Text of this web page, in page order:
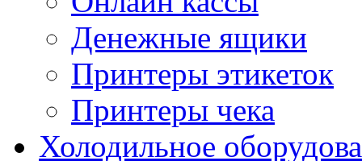
Денежные ящики
Принтеры этикеток
Принтеры чека
Холодильное